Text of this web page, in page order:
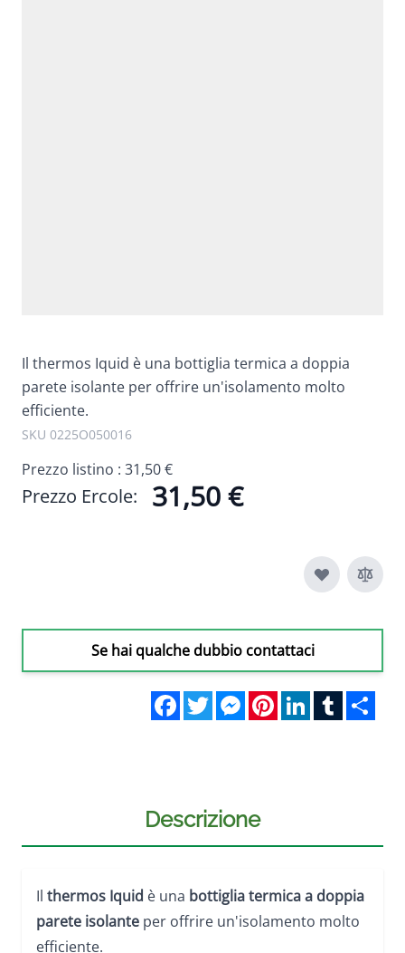
Il thermos Iquid è una bottiglia termica a doppia
parete isolante per offrire un'isolamento molto
efficiente.
SKU 0225O050016
Prezzo listino : 31,50 €
Prezzo Ercole: 31,50 €
Se hai qualche dubbio contattaci
FacebookTwitterMessengerPinterestLinkedInTumblr
Descrizione
Il thermos Iquid è una bottiglia termica a doppia
parete isolante per offrire un'isolamento molto
efficiente.